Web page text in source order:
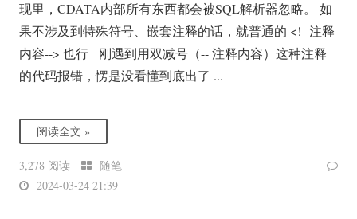
现里，CDATA内部所有东西都会被SQL解析器忽略。 如
果不涉及到特殊符号、嵌套注释的话，就普通的 <!--注释
内容--> 也行 刚遇到用双减号（-- 注释内容）这种注释
的代码报错，愣是没看懂到底出了 ...
阅读全文 »
3,278 阅读
随笔
2024-03-24 21:39